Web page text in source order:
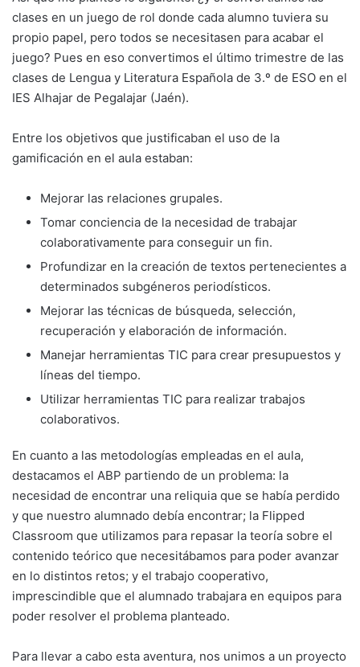
clases en un juego de rol donde cada alumno tuviera su
propio papel, pero todos se necesitasen para acabar el
juego? Pues en eso convertimos el último trimestre de las
clases de Lengua y Literatura Española de 3.º de ESO en el
IES Alhajar de Pegalajar (Jaén).
Entre los objetivos que justificaban el uso de la
gamificación en el aula estaban:
Mejorar las relaciones grupales.
Tomar conciencia de la necesidad de trabajar
colaborativamente para conseguir un fin.
Profundizar en la creación de textos pertenecientes a
determinados subgéneros periodísticos.
Mejorar las técnicas de búsqueda, selección,
recuperación y elaboración de información.
Manejar herramientas TIC para crear presupuestos y
líneas del tiempo.
Utilizar herramientas TIC para realizar trabajos
colaborativos.
En cuanto a las metodologías empleadas en el aula,
destacamos el ABP partiendo de un problema: la
necesidad de encontrar una reliquia que se había perdido
y que nuestro alumnado debía encontrar; la Flipped
Classroom que utilizamos para repasar la teoría sobre el
contenido teórico que necesitábamos para poder avanzar
en lo distintos retos; y el trabajo cooperativo,
imprescindible que el alumnado trabajara en equipos para
poder resolver el problema planteado.
Para llevar a cabo esta aventura, nos unimos a un proyecto